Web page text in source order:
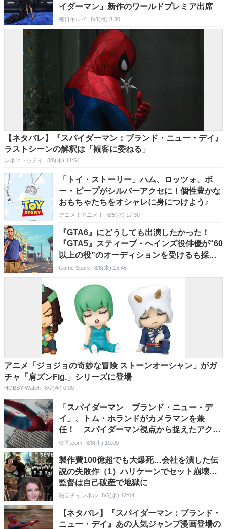
イダーマン」新作のワールドプレミア出席
毎日キレイ 8/3(月) 8:30
【ネタバレ】『スパイダーマン：ブランド・ニュー・デイ』
ラストシーンの解釈は「観客に委ねる」
シネマトゥデイ 8/6(木) 11:54
「トイ・ストーリー」ハム、ロッツォ、ボ
ー・ピープがシルバーアクセに！個性豊かな
おもちゃたちをオシャレに身につけよう♪
アニメ！アニメ！ 8/5(水) 17:30
『GTA6』にどうしても出演したかった！
『GTA5』スティーブ・ヘインズ役俳優が“60
以上の役”のオーディションを受けるも採用
ならず
Game Spark 8/6(木) 15:45
アニメ「ジョジョの奇妙な冒険 ストーンオーシャン」がガ
チャ「肩ズンFig.」シリーズに登場
HOBBY Watch 8/7(金) 0:00
「スパイダーマン ブランド・ニュー・デ
イ」、トム・ホランドがカメラマンを兼
任！ スパイダーマン視点から捉えたアクシ
ョンシーンの裏側に迫る特別映像
映画.com 8/8(土) 10:00
製作費100億超でも大爆死…会社を潰した伝
説の失敗作（1）ハリケーンでセット崩壊…
監督は自己破産で地獄に
映画チャンネル 8/5(水) 12:04
【ネタバレ】『スパイダーマン：ブランド・
ニュー・デイ』あの人気ジャンプ漫画登場の